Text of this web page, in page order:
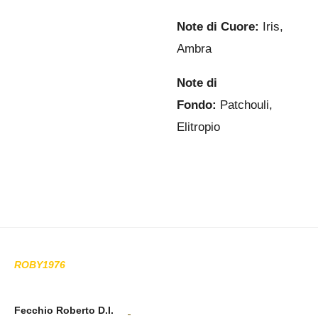
Note di Cuore: Iris,
Ambra
Note di
Fondo: Patchouli,
Elitropio
ROBY1976
Fecchio Roberto D.I.